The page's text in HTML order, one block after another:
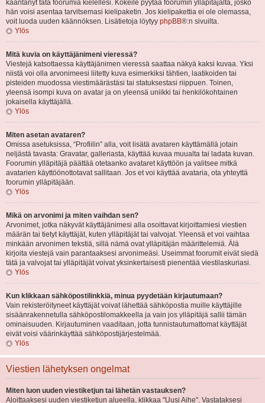
kääntänyt tätä foorumia kielellesi. Kokeile pyytää foorumin ylläpitäjältä, josko
hän voisi asentaa tarvitsemasi kielipaketin. Jos kielipakettia ei ole olemassa,
voit luoda uuden käännöksen. Lisätietoja löytyy phpBB®:n sivuilta.
Ylös
Mitä kuvia on käyttäjänimeni vieressä?
Viestejä katsottaessa käyttäjänimen vieressä saattaa näkyä kaksi kuvaa. Yksi
niistä voi olla arvonimeesi liitetty kuva esimerkiksi tähtien, laatikoiden tai
pisteiden muodossa viestimäärästäsi tai statuksestasi riippuen. Toinen,
yleensä isompi kuva on avatar ja on yleensä uniikki tai henkilökohtainen
jokaisella käyttäjällä.
Ylös
Miten asetan avataren?
Omissa asetuksissa, “Profiilin” alla, voit lisätä avataren käyttämällä jotain
neljästä tavasta: Gravatar, galleriasta, käyttää kuvaa muualta tai ladata kuvan.
Foorumin ylläpitäjä päättää otetaanko avataret käyttöön ja valitsee mitkä
avatarien käyttöönottotavat sallitaan. Jos et voi käyttää avataria, ota yhteyttä
foorumin ylläpitäjään.
Ylös
Mikä on arvonimi ja miten vaihdan sen?
Arvonimet, jotka näkyvät käyttäjänimesi alla osoittavat kirjoittamiesi viestien
määrän tai tietyt käyttäjät, kuten ylläpitäjät tai valvojat. Yleensä et voi vaihtaa
minkään arvonimen tekstiä, sillä nämä ovat ylläpitäjän määrittelemiä. Älä
kirjoita viestejä vain parantaaksesi arvonimeäsi. Useimmat foorumit eivät siedä
tätä ja valvojat tai ylläpitäjät voivat yksinkertaisesti pienentää viestilaskuriasi.
Ylös
Kun klikkaan sähköpostilinkkiä, minua pyydetään kirjautumaan?
Vain rekisteröityneet käyttäjät voivat lähettää sähköpostia muille käyttäjille
sisäänrakennetulla sähköpostilomakkeella ja vain jos ylläpitäjä sallii tämän
ominaisuuden. Kirjautuminen vaaditaan, jotta tunnistautumattomat käyttäjät
eivät voisi väärinkäyttää sähköpostijärjestelmää.
Ylös
Viestien lähetyksen ongelmat
Miten luon uuden viestiketjun tai lähetän vastauksen?
Aloittaaksesi uuden viestiketjun alueella, klikkaa "Uusi Aihe". Vastataksesi